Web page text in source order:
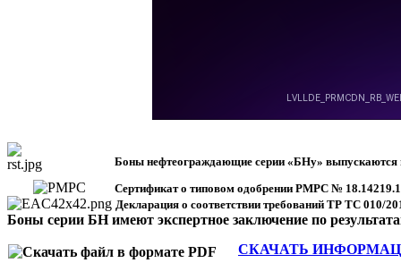
Боны нефтеограждающие серии «БНу» выпускаются
Сертификат о типовом одобрении РМРС №
Декларация о соответствии требований ТР ТС 010/
Боны серии БН имеют экспертное заключение по
СКАЧАТЬ